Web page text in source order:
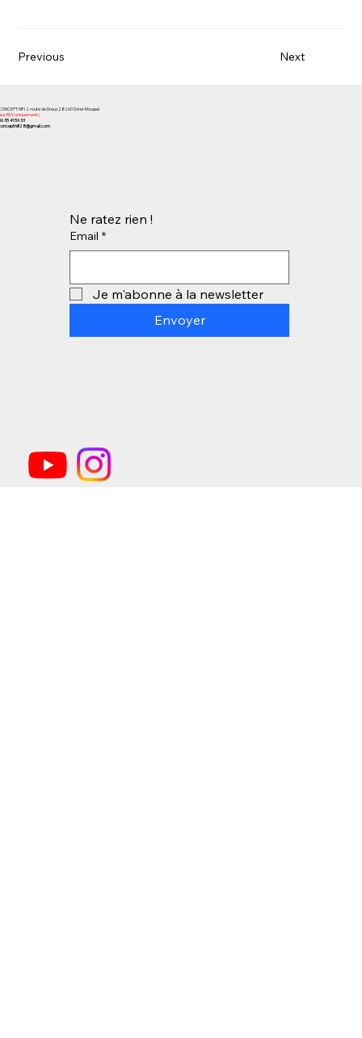
Previous Next
HIFI 2 route de Dreux 28260 Sorel-Moussel
RDV uniquement)
35 41 59 33
Ne ratez rien !
Email *
Je m'abonne à la newsletter
Envoyer